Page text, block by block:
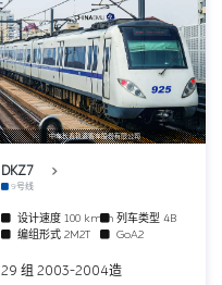
中车长春轨道客车股份有限公司
DKZ7
9号线
设计速度 100 km/h列车类型 4B
编组形式 2M2T GoA2
29 组 2003-2004造